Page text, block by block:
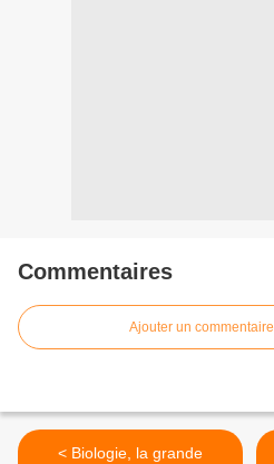
Commentaires
Ajouter un commentaire
< Biologie, la grande